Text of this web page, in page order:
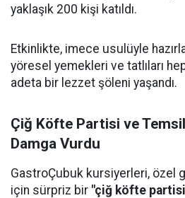
yaklaşık 200 kişi katıldı.
Etkinlikte, imece usulüyle
yöresel yemekleri ve tatlıları
adeta bir lezzet şöleni yaşandı.
Çiğ Köfte Partisi ve
Damga Vurdu
GastroÇubuk kursiyerleri, özel
için sürpriz bir "çiğ köfte